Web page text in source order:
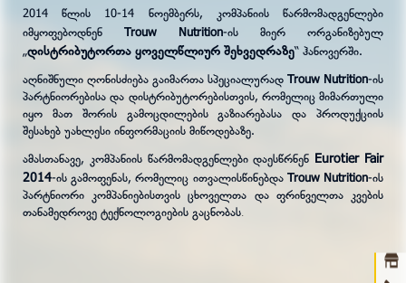
2014 წლის 10-14 ნოემბერს, კომპანიის წარმომადგენლები
იმყოფებოდნენ Trouw Nutrition-ის მიერ ორგანიზებულ
„დისტრიბუტორთა ყოველწლიურ შეხვედრაზე“ ჰანოვერში.
აღნიშნული ღონისძიება გაიმართა სპეციალურად Trouw Nutrition-ის
პარტნიორებისა და დისტრიბუტორებისთვის, რომელიც მიმართული
იყო მათ შორის გამოცდილების გაზიარებასა და პროდუქციის
შესახებ უახლესი ინფორმაციის მიწოდებაზე.
ამასთანავე, კომპანიის წარმომადგენლები დაესწრნენ Eurotier Fair
2014-ის გამოფენას, რომელიც ითვალისწინებდა Trouw Nutrition-ის
პარტნიორი კომპანიებისთვის ცხოველთა და ფრინველთა კვების
თანამედროვე ტექნოლოგიების გაცნობას.